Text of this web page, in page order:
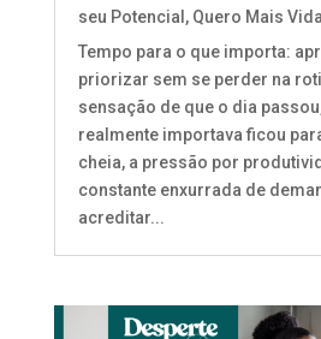
seu Potencial , Quero Mais Vida
Tempo para o que importa:
priorizar sem se perder na
sensação de que o dia
realmente importava ficou
cheia, a pressão por
constante enxurrada de
acreditar...